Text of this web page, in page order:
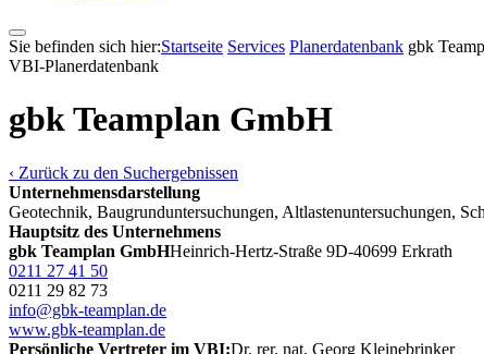
Sie befinden sich hier:Startseite Services Pla­ner­daten­bank gbk
VBI-Pla­ner­daten­bank
gbk Teamplan GmbH
‹ Zurück zu den Suchergebnissen
Unternehmensdarstellung
Geotechnik, Baugrunduntersuchungen, Altlastenuntersuchungen,
Hauptsitz des Unternehmens
gbk Teamplan GmbHHeinrich-Hertz-Straße 9D-40699 Erkrath
0211 27 41 50
0211 29 82 73
info@gbk-teamplan.de
www.gbk-teamplan.de
Persönliche Vertreter im VBI:Dr. rer. nat. Georg Kleinebrinker